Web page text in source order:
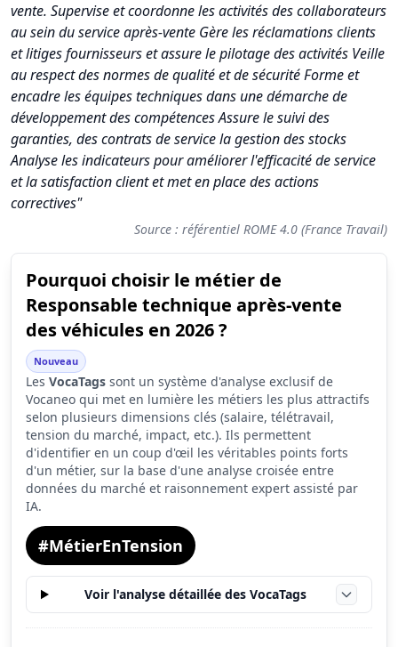
vente. Supervise et coordonne les activités des collaborateurs
au sein du service après-vente Gère les réclamations clients
et litiges fournisseurs et assure le pilotage des activités Veille
au respect des normes de qualité et de sécurité Forme et
encadre les équipes techniques dans une démarche de
développement des compétences Assure le suivi des
garanties, des contrats de service la gestion des stocks
Analyse les indicateurs pour améliorer l'efficacité de service
et la satisfaction client et met en place des actions
correctives"
Source : référentiel ROME 4.0 (France Travail)
Pourquoi choisir le métier de
Responsable technique après-vente
des véhicules en 2026 ?
Nouveau
Les VocaTags sont un système d'analyse exclusif de
Vocaneo qui met en lumière les métiers les plus attractifs
selon plusieurs dimensions clés (salaire, télétravail,
tension du marché, impact, etc.). Ils permettent
d'identifier en un coup d'œil les véritables points forts
d'un métier, sur la base d'une analyse croisée entre
données du marché et raisonnement expert assisté par
IA.
#MétierEnTension
Voir l'analyse détaillée des VocaTags
Synthèse des scores du métier Responsable technique
Indicateur
Score (sur
Tension du marché
6.9
Salaire
4.5
Conditions de travail
5.8